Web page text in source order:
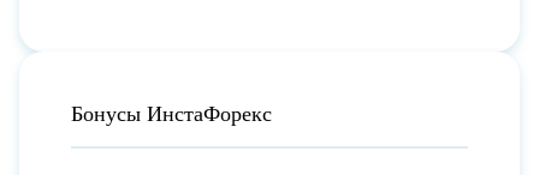
Бонусы ИнстаФорекс